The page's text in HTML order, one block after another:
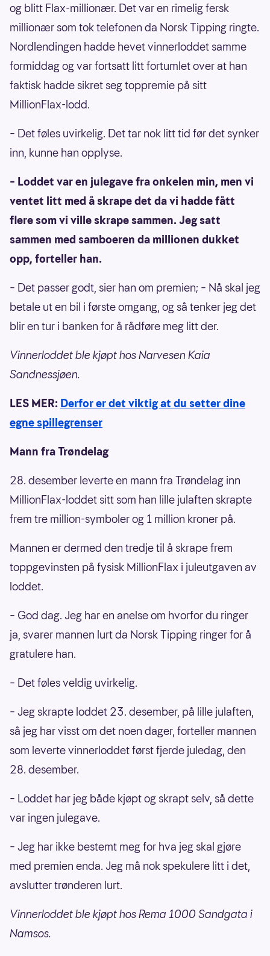
og blitt Flax-millionær. Det var en rimelig fersk
millionær som tok telefonen da Norsk Tipping ringte.
Nordlendingen hadde hevet vinnerloddet samme
formiddag og var fortsatt litt fortumlet over at han
faktisk hadde sikret seg toppremie på sitt
MillionFlax-lodd.
– Det føles uvirkelig. Det tar nok litt tid før det synker
inn, kunne han opplyse.
– Loddet var en julegave fra onkelen min, men vi
ventet litt med å skrape det da vi hadde fått
flere som vi ville skrape sammen. Jeg satt
sammen med samboeren da millionen dukket
opp, forteller han.
– Det passer godt, sier han om premien; – Nå skal jeg
betale ut en bil i første omgang, og så tenker jeg det
blir en tur i banken for å rådføre meg litt der.
Vinnerloddet ble kjøpt hos Narvesen Kaia
Sandnessjøen.
LES MER: Derfor er det viktig at du setter dine
egne spillegrenser
Mann fra Trøndelag
28. desember leverte en mann fra Trøndelag inn
MillionFlax-loddet sitt som han lille julaften skrapte
frem tre million-symboler og 1 million kroner på.
Mannen er dermed den tredje til å skrape frem
toppgevinsten på fysisk MillionFlax i juleutgaven av
loddet.
– God dag. Jeg har en anelse om hvorfor du ringer
ja, svarer mannen lurt da Norsk Tipping ringer for å
gratulere han.
– Det føles veldig uvirkelig.
– Jeg skrapte loddet 23. desember, på lille julaften,
så jeg har visst om det noen dager, forteller mannen
som leverte vinnerloddet først fjerde juledag, den
28. desember.
– Loddet har jeg både kjøpt og skrapt selv, så dette
var ingen julegave.
– Jeg har ikke bestemt meg for hva jeg skal gjøre
med premien enda. Jeg må nok spekulere litt i det,
avslutter trønderen lurt.
Vinnerloddet ble kjøpt hos Rema 1000 Sandgata i
Namsos.